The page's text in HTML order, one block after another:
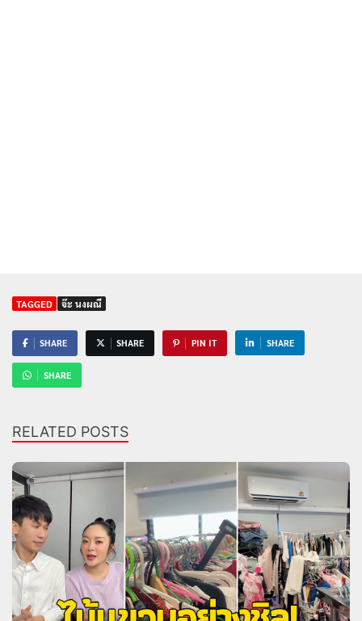
TAGGED จ๊ะ นงผณี
SHARE SHARE PIN IT SHARE
SHARE
RELATED POSTS